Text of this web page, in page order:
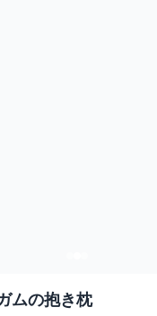
ムの抱き枕